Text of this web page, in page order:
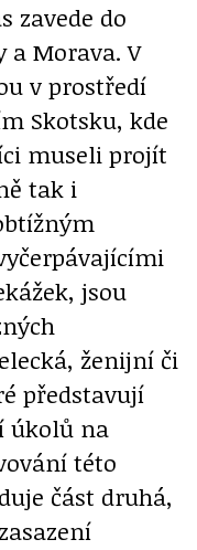
zavede do
a Morava. V
v prostředí
Skotsku, kde
museli projít
tak i
jsou
ženijní či
představují
úkolů na
této
část druhá,